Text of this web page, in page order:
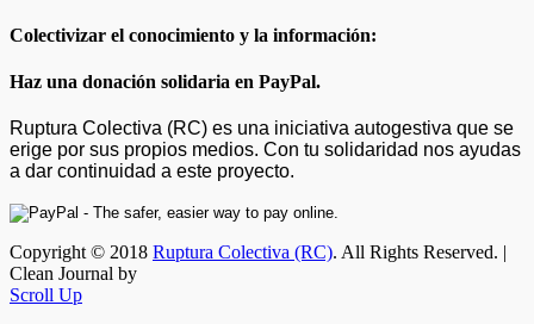
Colectivizar el conocimiento y la información:
Haz una donación solidaria en PayPal.
Ruptura Colectiva (RC) es una iniciativa autogestiva que se
erige por sus propios medios. Con tu solidaridad nos ayudas
a dar continuidad a este proyecto.
Copyright © 2018 Ruptura Colectiva (RC). All Rights Reserved. |
Clean Journal by
Scroll Up